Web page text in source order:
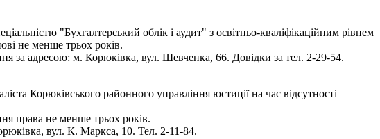
"Бухгалтерський облік і аудит" з освітньо-кваліфікаційним рівнем
не менше трьох років.
за адресою: м. Корюківка, вул. Шевченка, 66. Довідки за тел. 2-29-54.
Корюківського районного управління юстиції на час відсутності
права не менше трьох років.
вул. К. Маркса, 10. Тел. 2-11-84.